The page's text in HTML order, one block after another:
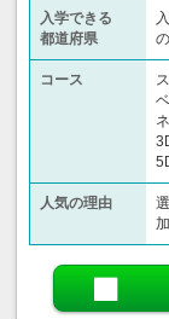
入学できる
都道府県
コース
人気の理由